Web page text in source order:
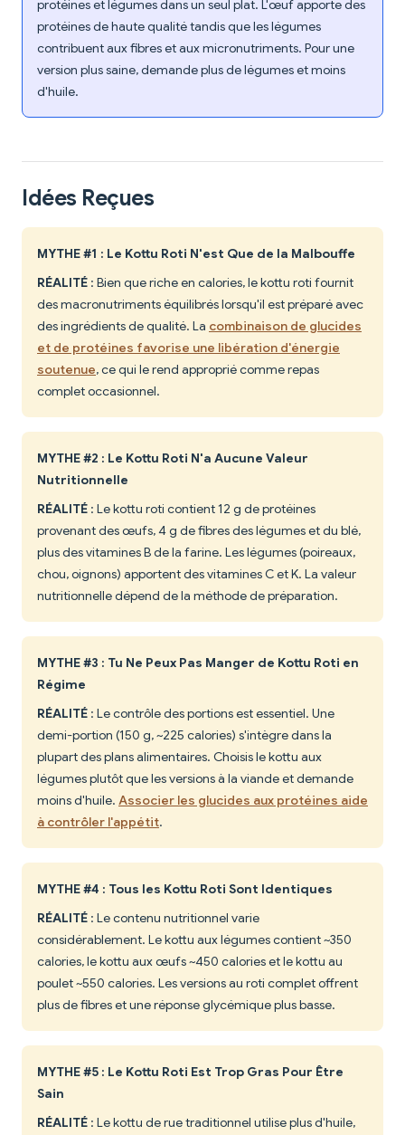
protéines et légumes dans un seul plat. L'œuf apporte des
protéines de haute qualité tandis que les légumes
contribuent aux fibres et aux micronutriments. Pour une
version plus saine, demande plus de légumes et moins
d'huile.
Idées Reçues
MYTHE #1 : Le Kottu Roti N'est Que de la Malbouffe
RÉALITÉ : Bien que riche en calories, le kottu roti fournit
des macronutriments équilibrés lorsqu'il est préparé avec
des ingrédients de qualité. La combinaison de glucides
et de protéines favorise une libération d'énergie
soutenue, ce qui le rend approprié comme repas
complet occasionnel.
MYTHE #2 : Le Kottu Roti N'a Aucune Valeur
Nutritionnelle
RÉALITÉ : Le kottu roti contient 12 g de protéines
provenant des œufs, 4 g de fibres des légumes et du blé,
plus des vitamines B de la farine. Les légumes (poireaux,
chou, oignons) apportent des vitamines C et K. La valeur
nutritionnelle dépend de la méthode de préparation.
MYTHE #3 : Tu Ne Peux Pas Manger de Kottu Roti en
Régime
RÉALITÉ : Le contrôle des portions est essentiel. Une
demi-portion (150 g, ~225 calories) s'intègre dans la
plupart des plans alimentaires. Choisis le kottu aux
légumes plutôt que les versions à la viande et demande
moins d'huile. Associer les glucides aux protéines aide
à contrôler l'appétit.
MYTHE #4 : Tous les Kottu Roti Sont Identiques
RÉALITÉ : Le contenu nutritionnel varie
considérablement. Le kottu aux légumes contient ~350
calories, le kottu aux œufs ~450 calories et le kottu au
poulet ~550 calories. Les versions au roti complet offrent
plus de fibres et une réponse glycémique plus basse.
MYTHE #5 : Le Kottu Roti Est Trop Gras Pour Être
Sain
RÉALITÉ : Le kottu de rue traditionnel utilise plus d'huile,